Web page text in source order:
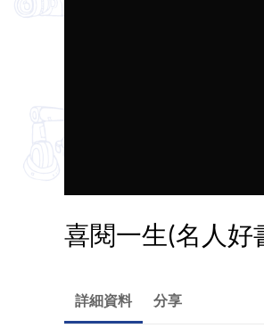
喜閱一生(名人
詳細資料 分享